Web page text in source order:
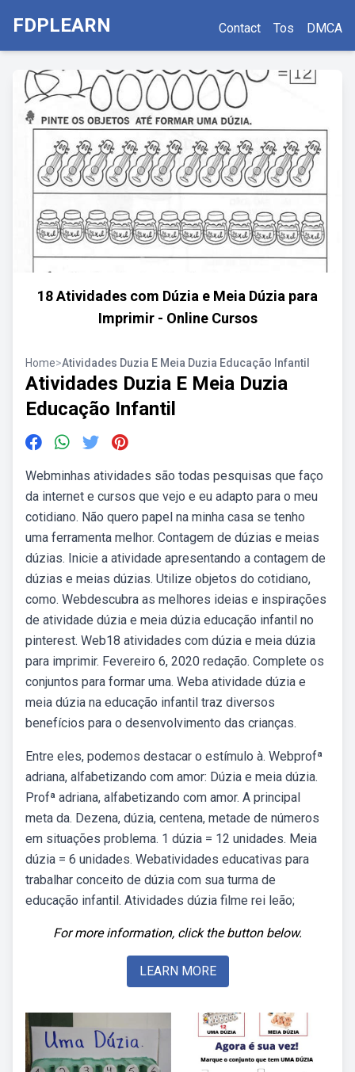
FDPLEARN Contact Tos DMCA
18 Atividades com Dúzia e Meia Dúzia para
Imprimir - Online Cursos
Home>Atividades Duzia E Meia Duzia Educação Infantil
Atividades Duzia E Meia Duzia
Educação Infantil
Webminhas atividades são todas pesquisas que faço
da internet e cursos que vejo e eu adapto para o meu
cotidiano. Não quero papel na minha casa se tenho
uma ferramenta melhor. Contagem de dúzias e meias
dúzias. Inicie a atividade apresentando a contagem de
dúzias e meias dúzias. Utilize objetos do cotidiano,
como. Webdescubra as melhores ideias e inspirações
de atividade dúzia e meia dúzia educação infantil no
pinterest. Web18 atividades com dúzia e meia dúzia
para imprimir. Fevereiro 6, 2020 redação. Complete os
conjuntos para formar uma. Weba atividade dúzia e
meia dúzia na educação infantil traz diversos
benefícios para o desenvolvimento das crianças.
Entre eles, podemos destacar o estímulo à. Webprofª
adriana, alfabetizando com amor: Dúzia e meia dúzia.
Profª adriana, alfabetizando com amor. A principal
meta da. Dezena, dúzia, centena, metade de números
em situações problema. 1 dúzia = 12 unidades. Meia
dúzia = 6 unidades. Webatividades educativas para
trabalhar conceito de dúzia com sua turma de
educação infantil. Atividades dúzia filme rei leão;
For more information, click the button below.
LEARN MORE